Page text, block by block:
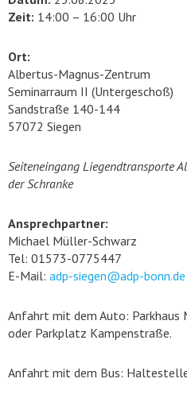
Zeit: 14:00 – 16:00 Uhr
Ort:
Albertus-Magnus-Zentrum
Seminarraum II (Untergeschoß)
Sandstraße 140-144
57072 Siegen
Seiteneingang Liegendtransporte
der Schranke
Ansprechpartner:
Michael Müller-Schwarz
Tel: 01573-0775447
E-Mail: adp-siegen@adp-bonn.de
Anfahrt mit dem Auto: Parkhaus
oder Parkplatz Kampenstraße.
Anfahrt mit dem Bus: Haltestelle